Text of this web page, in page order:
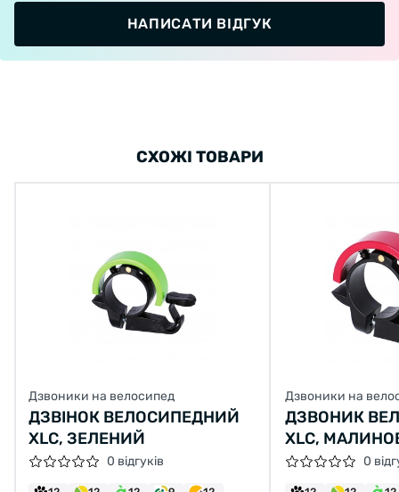
НАПИСАТИ ВІДГУК
СХОЖІ ТОВАРИ
Дзвоники на велосипед
ДЗВІНОК ВЕЛОСИПЕДНИЙ
XLC, ЗЕЛЕНИЙ
0 відгуків
Дзвоники на
ДЗВОНИК
XLC,
0